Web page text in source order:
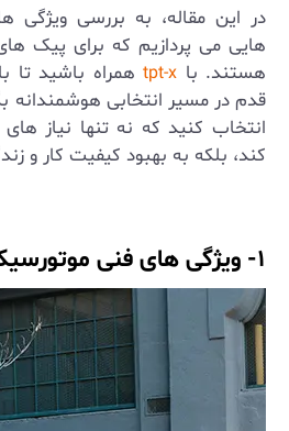
در این مقاله، به بررسی ویژگی
هایی می‌ پردازیم که برای پیک‌
هستند. با tpt-x همراه باشید تا
قدم در مسیر انتخابی هوشمندانه
انتخاب کنید که نه تنها نیاز
کند، بلکه به بهبود کیفیت کار و
۱- ویژگی های فنی موتورسیکلت